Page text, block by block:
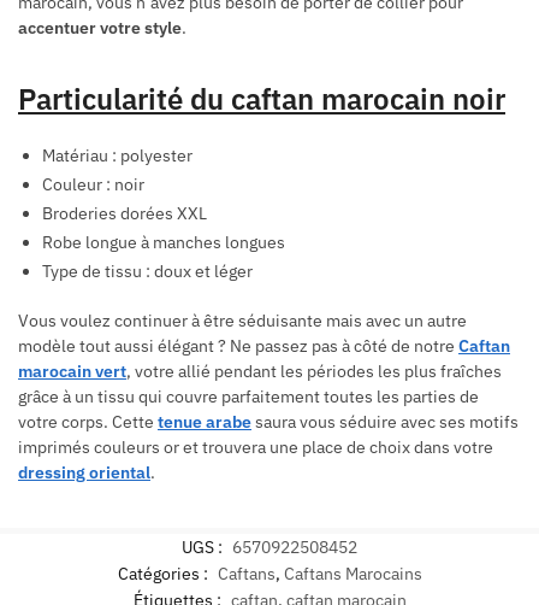
accentuer votre style.
Particularité du caftan marocain noir
Matériau : polyester
Couleur : noir
Broderies dorées XXL
Robe longue à manches longues
Type de tissu : doux et léger
Vous voulez continuer à être séduisante mais avec un autre
modèle tout aussi élégant ? Ne passez pas à côté de notre Caftan
marocain vert, votre allié pendant les périodes les plus fraîches
grâce à un tissu qui couvre parfaitement toutes les parties de
votre corps. Cette tenue arabesaura vous séduire avec ses motifs
imprimés couleurs or et trouvera une place de choix dans votre
dressing oriental.
UGS : 6570922508452
Catégories : Caftans, Caftans Marocains
Étiquettes : caftan, caftan marocain